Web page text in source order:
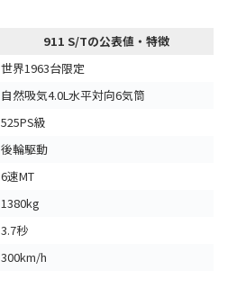
911 S/Tの公表値・特徴
世界1963台限定
自然吸気4.0L水平対向6気筒
525PS級
後輪駆動
6速MT
1380kg
3.7秒
300km/h